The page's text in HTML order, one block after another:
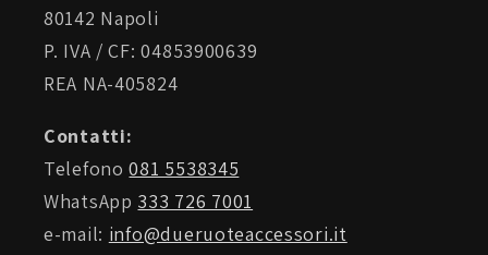
80142 Napoli
P. IVA / CF: 04853900639
REA NA-405824
Contatti:
Telefono081 5538345
WhatsApp 333 726 7001
e-mail: info@dueruoteaccessori.it